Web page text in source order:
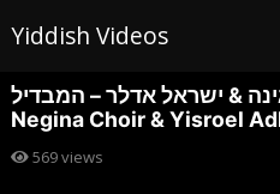
Yiddish Videos
מקהלת נגינה & ישראל אדלר – המבדיל |
Negina Choir & Yisroel
569views